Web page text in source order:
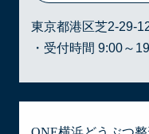
東京都港区芝2-29-
・受付時間 9:00～